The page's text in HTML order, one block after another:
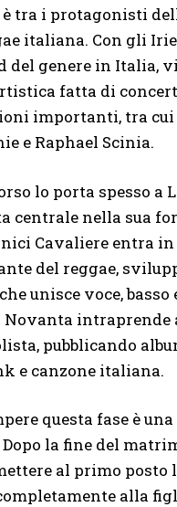
tra i protagonisti
italiana. Con gli
del genere in Italia,
fatta di
importanti, tra cui
e Raphael Scinia.
lo porta spesso a
centrale nella sua
Cavaliere entra
del reggae,
unisce voce, basso
intraprende
pubblicando
e canzone italiana.
questa fase è una
la fine del
al primo posto
alla